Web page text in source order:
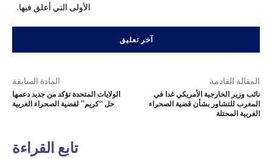
الأولى التي أعلق فيها.
المادة السابقة
الولايات المتحدة تؤكد من جديد دعمها
حل “كريم” لقضية الصحراء الغربية
المقالة القادمة
نائب وزير الخارجية الأمريكي غدا في
المغرب للتشاور بشأن قضية الصحراء
الغربية المحتلة
تابع القراءة